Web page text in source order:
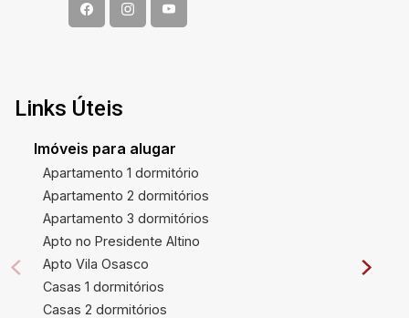
Links Úteis
Imóveis para alugar
Apartamento 1 dormitório
Apartamento 2 dormitórios
Apartamento 3 dormitórios
Apto no Presidente Altino
Apto Vila Osasco
Casas 1 dormitórios
Casas 2 dormitórios